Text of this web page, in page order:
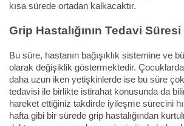
kısa sürede ortadan kalkacaktır.
Grip Hastalığının Tedavi
Bu süre, hastanın bağışıklık sistemine ve
olarak değişiklik göstermektedir.
daha uzun iken yetişkinlerde ise bu süre çok
tedavisi ile birlikte istirahat konusunda da
hareket ettiğiniz takdirde iyileşme sürecini
hafta gibi bir sürede grip hastalığından